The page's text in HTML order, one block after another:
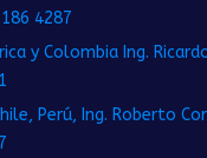
4287
y Colombia Ing.
Perú, Ing. Roberto